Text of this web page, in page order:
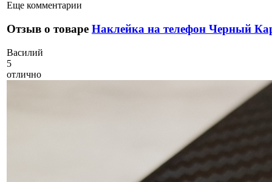
Еще комментарии
Отзыв о товаре Наклейка на телефон Черный
Василий
5
отлично